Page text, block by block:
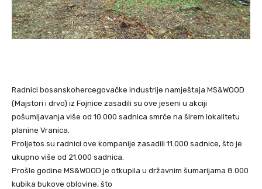
Radnici bosanskohercegovačke industrije namještaja MS&WOOD
(Majstori i drvo) iz Fojnice zasadili su ove jeseni u akciji
pošumljavanja više od 10.000 sadnica smrče na širem lokalitetu
planine Vranica.
Proljetos su radnici ove kompanije zasadili 11.000 sadnice, što je
ukupno više od 21.000 sadnica.
Prošle godine MS&WOOD je otkupila u državnim šumarijama 8.000
kubika bukove oblovine, što